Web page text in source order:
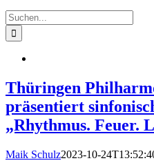
Suche
nach:
Thüringen
präsentiert
„Rhythmus. Feuer.
Maik Schulz2023-10-